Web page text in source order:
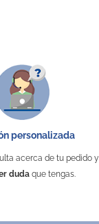
personalizada
acerca de tu pedido y
dudaque tengas.